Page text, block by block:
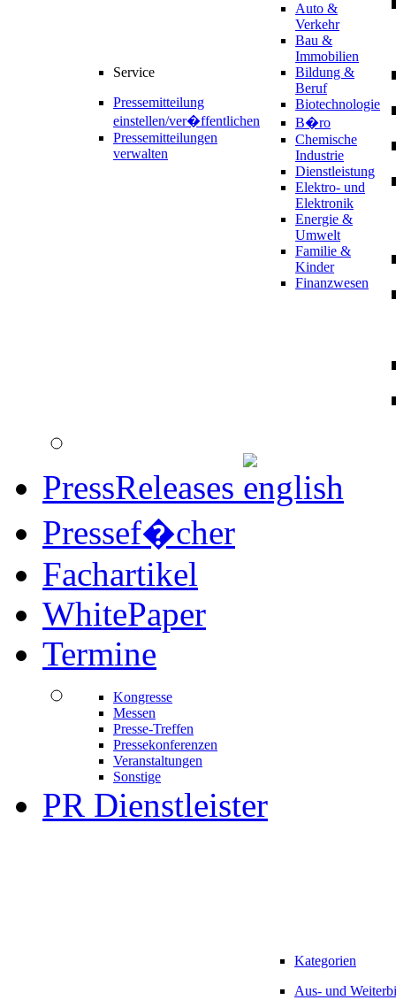
Service
Pressemitteilung
einstellen/ver�ffentlichen
Pressemitteilungen
verwalten
Auto &
Verkehr
Bau &
Immobilien
Bildung &
Beruf
Biotechnologie
B�ro
Chemische
Industrie
Dienstleistung
Elektro- und
Elektronik
Energie &
Umwelt
Familie &
Kinder
Finanzwesen
PressReleases
Pressef�cher
Fachartikel
WhitePaper
Termine
Kongresse
Messen
Presse-Treffen
Pressekonferenzen
Veranstaltungen
Sonstige
PR Dienstleister
Kategorien
Aus- und